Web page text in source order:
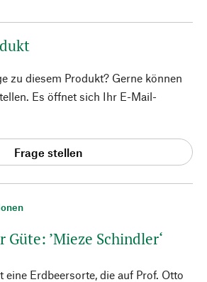
Güte: ’Mieze Schindler‘
eine Erdbeersorte, die auf Prof. Otto
zu diesem Produkt? Gerne können
Es öffnet sich Ihr E-Mail-
Frage stellen